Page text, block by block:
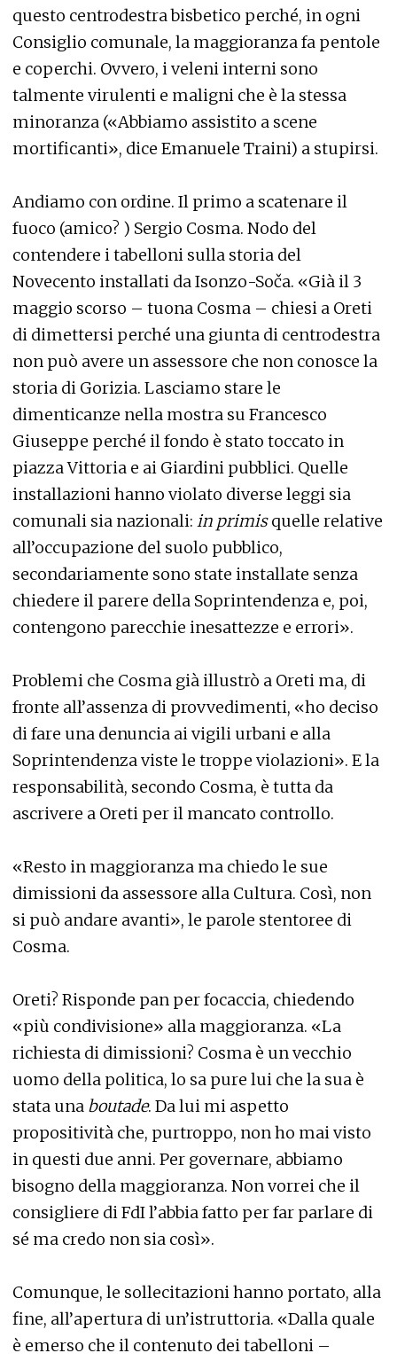
questo centrodestra bisbetico perché, in ogni
Consiglio comunale, la maggioranza fa pentole
e coperchi. Ovvero, i veleni interni sono
talmente virulenti e maligni che è la stessa
minoranza («Abbiamo assistito a scene
mortificanti», dice Emanuele Traini) a stupirsi.
Andiamo con ordine. Il primo a scatenare il
fuoco (amico? ) Sergio Cosma. Nodo del
contendere i tabelloni sulla storia del
Novecento installati da Isonzo-Soča. «Già il 3
maggio scorso – tuona Cosma – chiesi a Oreti
di dimettersi perché una giunta di centrodestra
non può avere un assessore che non conosce la
storia di Gorizia. Lasciamo stare le
dimenticanze nella mostra su Francesco
Giuseppe perché il fondo è stato toccato in
piazza Vittoria e ai Giardini pubblici. Quelle
installazioni hanno violato diverse leggi sia
comunali sia nazionali: in primisquelle relative
all’occupazione del suolo pubblico,
secondariamente sono state installate senza
chiedere il parere della Soprintendenza e, poi,
contengono parecchie inesattezze e errori».
Problemi che Cosma già illustrò a Oreti ma, di
fronte all’assenza di provvedimenti, «ho deciso
di fare una denuncia ai vigili urbani e alla
Soprintendenza viste le troppe violazioni». E la
responsabilità, secondo Cosma, è tutta da
ascrivere a Oreti per il mancato controllo.
«Resto in maggioranza ma chiedo le sue
dimissioni da assessore alla Cultura. Così, non
si può andare avanti», le parole stentoree di
Cosma.
Oreti? Risponde pan per focaccia, chiedendo
«più condivisione» alla maggioranza. «La
richiesta di dimissioni? Cosma è un vecchio
uomo della politica, lo sa pure lui che la sua è
stata una boutade. Da lui mi aspetto
propositività che, purtroppo, non ho mai visto
in questi due anni. Per governare, abbiamo
bisogno della maggioranza. Non vorrei che il
consigliere di FdI l’abbia fatto per far parlare di
sé ma credo non sia così».
Comunque, le sollecitazioni hanno portato, alla
fine, all’apertura di un’istruttoria. «Dalla quale
è emerso che il contenuto dei tabelloni –